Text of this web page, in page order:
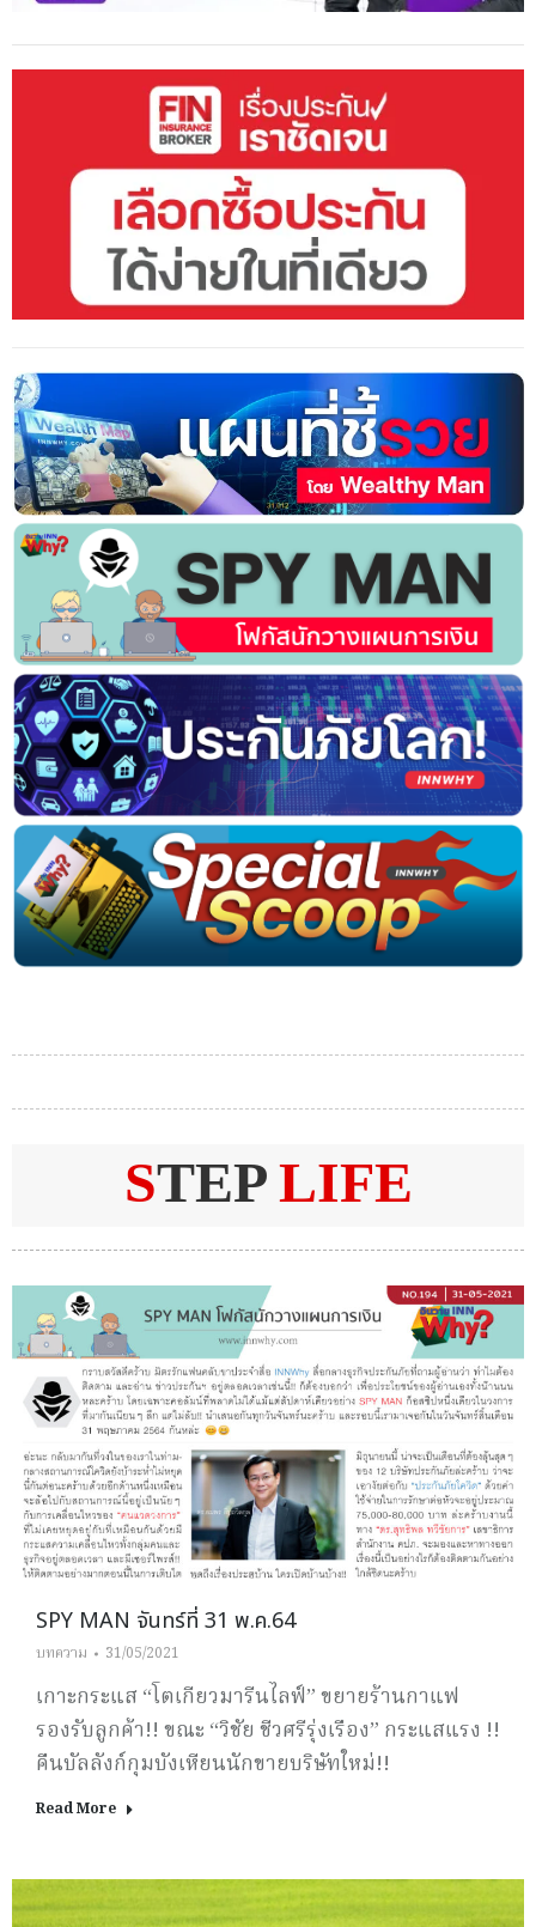
STEP LIFE
SPY MAN จันทร์ที่ 31 พ.ค.64
บทความ 31/05/2021
เกาะกระแส “โตเกียวมารีนไลฟ์” ขยายร้านกาแฟ
รองรับลูกค้า!! ขณะ “วิชัย ชีวศรีรุ่งเรือง” กระแสแรง !!
คืนบัลลังก์กุมบังเหียนนักขายบริษัทใหม่!!
Read More